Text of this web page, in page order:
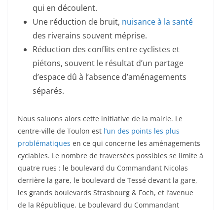
qui en découlent.
Une réduction de bruit, nuisance à la santé
des riverains souvent méprise.
Réduction des conflits entre cyclistes et
piétons, souvent le résultat d’un partage
d’espace dû à l’absence d’aménagements
séparés.
Nous saluons alors cette initiative de la mairie. Le
centre-ville de Toulon est l’un des points les plus
problématiques en ce qui concerne les aménagements
cyclables. Le nombre de traversées possibles se limite à
quatre rues : le boulevard du Commandant Nicolas
derrière la gare, le boulevard de Tessé devant la gare,
les grands boulevards Strasbourg & Foch, et l’avenue
de la République. Le boulevard du Commandant